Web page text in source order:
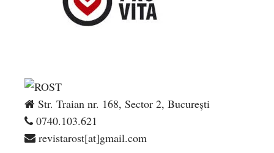
Str. Traian nr. 168, Sector 2, București
0740.103.621
revistarost[at]gmail.com